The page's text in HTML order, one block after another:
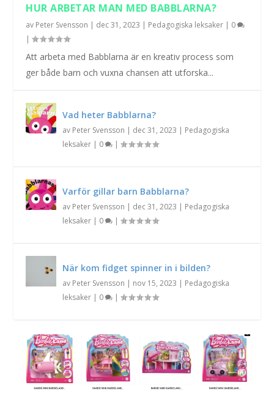
HUR ARBETAR MAN MED BABBLARNA?
av Peter Svensson | dec 31, 2023 | Pedagogiska leksaker | 0
|
Att arbeta med Babblarna är en kreativ process som
ger både barn och vuxna chansen att utforska...
Vad heter Babblarna?
av Peter Svensson | dec 31, 2023 | Pedagogiska
leksaker | 0 |
Varför gillar barn Babblarna?
av Peter Svensson | dec 31, 2023 | Pedagogiska
leksaker | 0 |
När kom fidget spinner in i bilden?
av Peter Svensson | nov 15, 2023 | Pedagogiska
leksaker | 0 |